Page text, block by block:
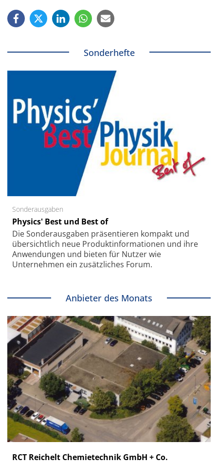
Sonderhefte
Sonderausgaben
Physics' Best und Best of
Die Sonder­ausgaben präsentieren kompakt und
übersichtlich neue Produkt­informationen und ihre
Anwendungen und bieten für Nutzer wie
Unternehmen ein zusätzliches Forum.
Anbieter des Monats
RCT Reichelt Chemietechnik GmbH + Co.